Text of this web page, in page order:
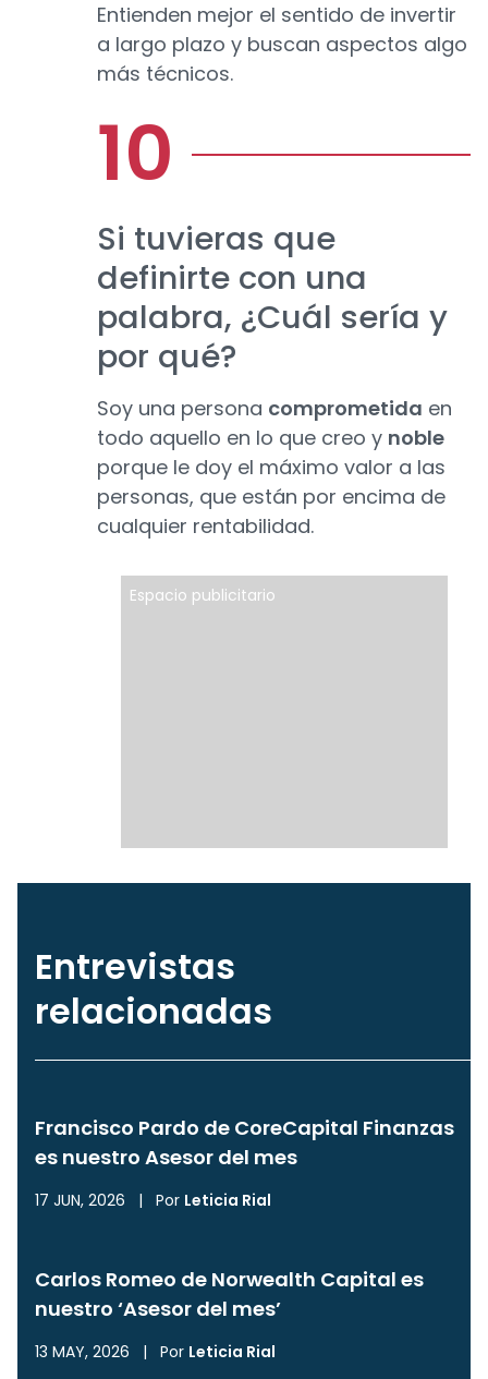
Entienden mejor el sentido de invertir
a largo plazo y buscan aspectos algo
más técnicos.
Si tuvieras que
definirte con una
palabra, ¿Cuál sería y
por qué?
Soy una persona comprometida en
todo aquello en lo que creo y noble
porque le doy el máximo valor a las
personas, que están por encima de
cualquier rentabilidad.
Espacio publicitario
Entrevistas
relacionadas
Francisco Pardo de CoreCapital Finanzas
es nuestro Asesor del mes
17 JUN, 2026 | Por Leticia Rial
Carlos Romeo de Norwealth Capital es
nuestro ‘Asesor del mes’
13 MAY, 2026 | Por Leticia Rial